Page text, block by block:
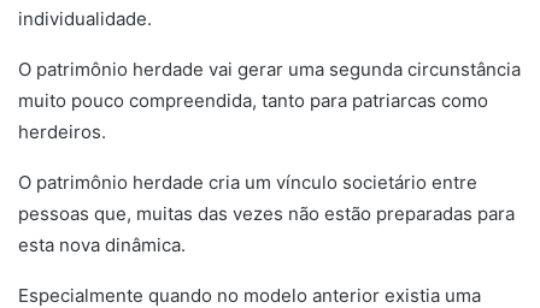
individualidade.
O patrimônio herdade vai gerar uma segunda circunstância
muito pouco compreendida, tanto para patriarcas como
herdeiros.
O patrimônio herdade cria um vínculo societário entre
pessoas que, muitas das vezes não estão preparadas para
esta nova dinâmica.
Especialmente quando no modelo anterior existia uma